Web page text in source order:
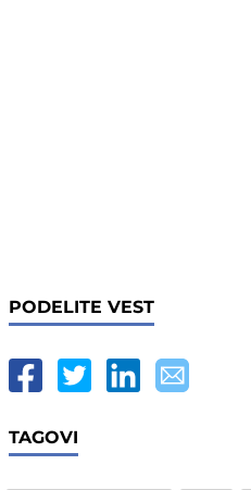
PODELITE VEST
TAGOVI